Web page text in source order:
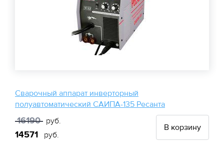
Сварочный аппарат инверторный
полуавтоматический САИПА-135 Ресанта
16190 руб.
14571 руб.
В корзину